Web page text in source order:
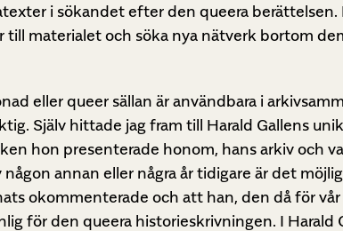
i sökandet efter den queera
till materialet och söka nya nätverk bortom
eller queer sällan är användbara i
Själv hittade jag fram till Harald Gallens
hon presenterade honom, hans arkiv och
annan eller några år tidigare är det
okommenterade och att han, den då för
för den queera historieskrivningen. I Harald